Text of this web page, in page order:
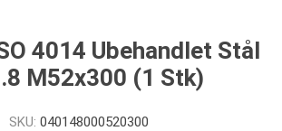
4014 Ubehandlet Stål
M52x300 (1 Stk)
SKU: 040148000520300